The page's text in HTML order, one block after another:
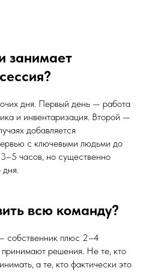
занимает
дня. Первый день — работа
и инвентаризация. Второй —
добавляется
с ключевыми людьми до
часов, но существенно
дня.
всю команду?
собственник плюс 2–4
решения. Не те, кто
а те, кто фактически это